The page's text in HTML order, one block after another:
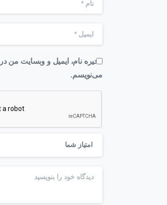
ذخیره نام، ایمیل و وبسایت من
می‌نویسم.
امتیاز شما